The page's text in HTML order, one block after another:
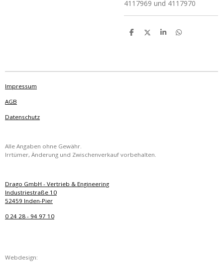
4117969 und 4117970
T
n
T
n
T
n
T
n
Impressum
AGB
Datenschutz
Alle Angaben ohne Gewähr.
Irrtümer, Änderung und Zwischenverkauf vorbehalten.
Drago GmbH - Vertrieb & Engineering
Industriestraße 10
52459 Inden-Pier
0 24 28 - 94 97 10
Webdesign: